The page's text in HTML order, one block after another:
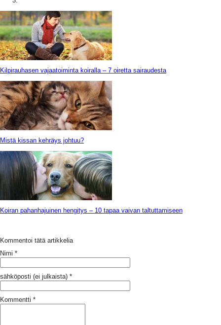
Kilpirauhasen vajaatoiminta koiralla – 7 oiretta sairaudesta
Mistä kissan kehräys johtuu?
Koiran pahanhajuinen hengitys – 10 tapaa vaivan taltuttamiseen
Kommentoi tätä artikkelia
Nimi *
sähköposti (ei julkaista) *
Kommentti *